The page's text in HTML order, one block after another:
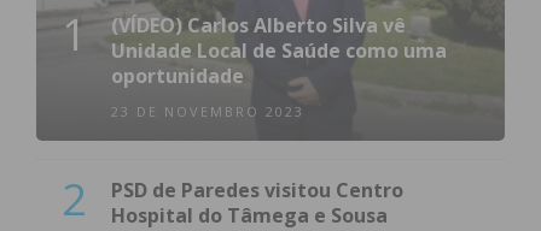
condições
1
(VÍDEO) Carlos Alberto Silva vê
Unidade Local de Saúde como uma
oportunidade
23 DE NOVEMBRO 2023
2
PSD de Paredes visitou Centro
Hospital do Tâmega e Sousa